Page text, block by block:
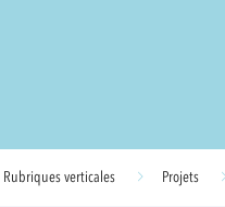
Rubriques verticales Projets